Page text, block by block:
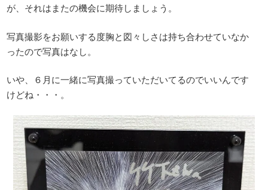
が、それはまたの機会に期待しましょう。
写真撮影をお願いする度胸と図々しさは持ち合わせていなか
ったので写真はなし。
いや、６月に一緒に写真撮っていただいてるのでいいんです
けどね・・・。